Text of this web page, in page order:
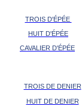
TROIS D'ÉPÉE
HUIT D'ÉPÉE
CAVALIER D'ÉPÉE
TROIS DE DENIER
HUIT DE DENIER